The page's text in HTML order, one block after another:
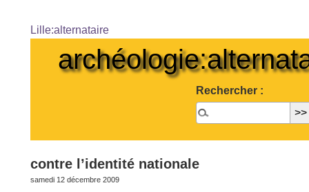
Lille:alternataire
Rechercher :
contre l’identité nationale
samedi 12 décembre 2009